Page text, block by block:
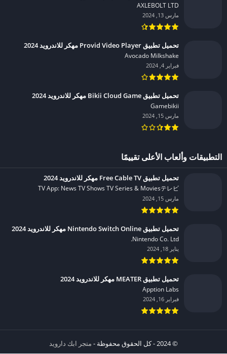
AXLEBOLT LTD‏
مارس 13, 2024
تحميل تطبيق Provid Video Player مهكر للاندرويد 2024
Avocado Milkshake‏
فبراير 4, 2024
تحميل تطبيق Bikii Cloud Game مهكر للاندرويد 2024
Gamebikii‏
مارس 15, 2024
التطبيقات وألعاب الأعلى تقييمًا
تحميل تطبيق Free Cable TV مهكر للاندرويد 2024
TV App: News TV Shows TV Series & Moviesテレビ‏
مارس 15, 2024
تحميل تطبيق Nintendo Switch Online مهكر للاندرويد 2024
Nintendo Co. Ltd.‏
يناير 18, 2024
تحميل تطبيق MEATER مهكر للاندرويد 2024
Apption Labs‏
فبراير 16, 2024
© 2024 - كل الحقوق محفوظة - متجر ابك دارويد